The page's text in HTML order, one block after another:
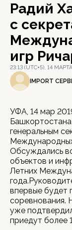
Радий
с
игр
23:13 (UTC+5), 14
IMPORT
УФА, 14 мар
генеральным
Обсуждались
объектов и
Летних
впервые будет
соревнования.
уже
приедут более